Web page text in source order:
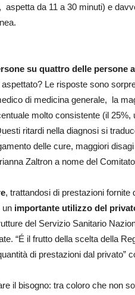
da 11 a 30 minuti) e
su quattro delle persone
Le risposte sono
di medicina generale, la
molto consistente (il 25%,
ritardi nella diagnosi si
delle cure, maggiori
Zaltron a nome del
, trattandosi di prestazioni fornite
un importante utilizzo del
del Servizio Sanitario
“É il frutto della scelta della
di prestazioni dal privato”
il bisogno: tra coloro che non